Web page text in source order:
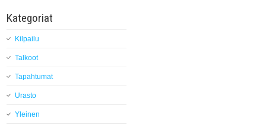
Kategoriat
Kilpailu
Talkoot
Tapahtumat
Urasto
Yleinen